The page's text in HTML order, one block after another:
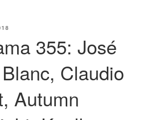
355: José
Claudio
Autumn